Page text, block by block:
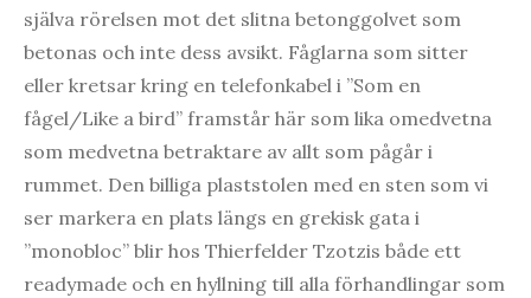
själva rörelsen mot det slitna betonggolvet som
betonas och inte dess avsikt. Fåglarna som sitter
eller kretsar kring en telefonkabel i ”Som en
fågel/Like a bird” framstår här som lika omedvetna
som medvetna betraktare av allt som pågår i
rummet. Den billiga plaststolen med en sten som vi
ser markera en plats längs en grekisk gata i
”monobloc” blir hos Thierfelder Tzotzis både ett
readymade och en hyllning till alla förhandlingar som